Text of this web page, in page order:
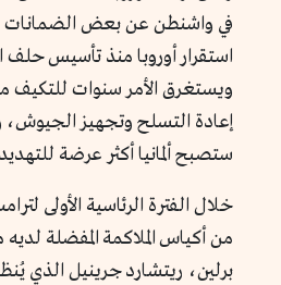
في واشنطن عن بعض الضمانات
ويستغرق الأمر سنوات
إعادة التسلح وتجهيز الجيوش،
ستصبح ألمانيا أكثر عرضة
خلال الفترة الرئاسية الأولى
من أكياس الملاكمة المفضلة
برلين، ريتشارد جرينيل الذي